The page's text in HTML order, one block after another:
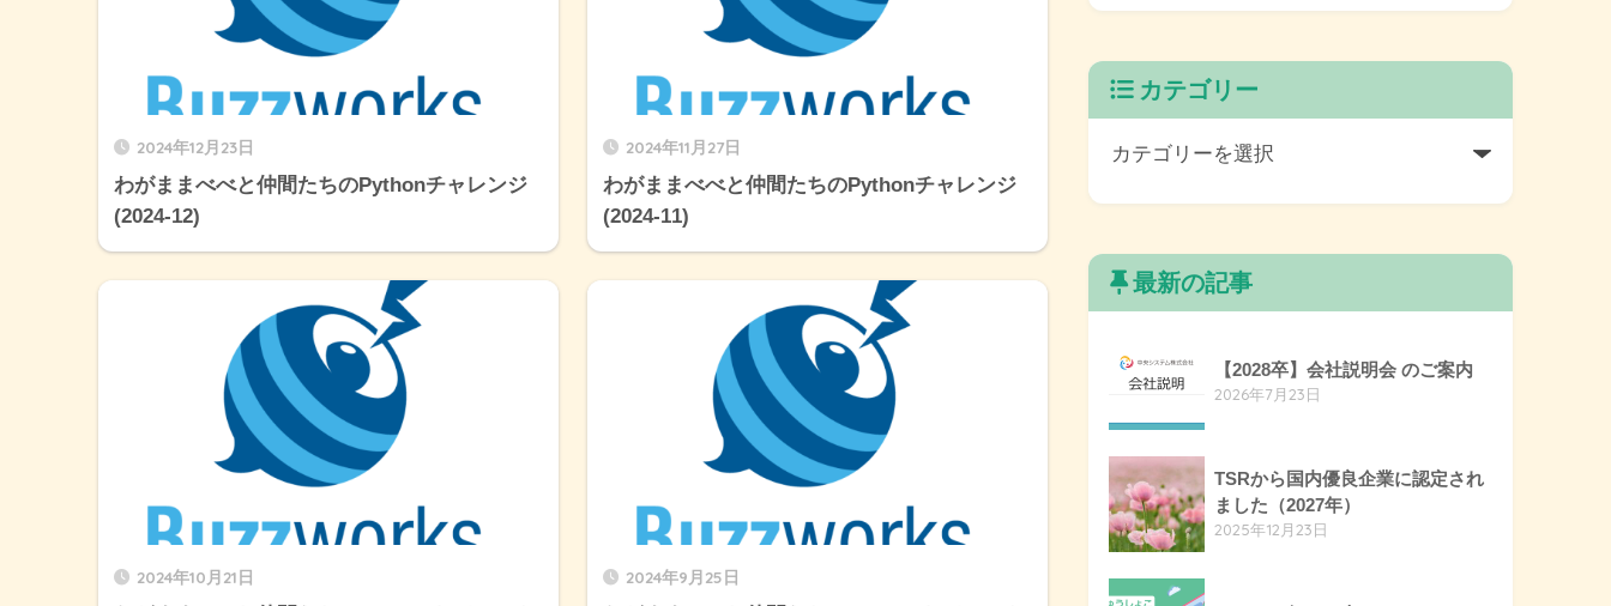
2024年12月23日
わがままべべと仲間たちのPythonチャレンジ
(2024-12)
2024年11月27日
わがままべべと仲間たちのPythonチャレンジ
(2024-11)
2024年10月21日 2024年9月25日
カテゴリー
最新の記事
【2028卒】会社説明会 のご案内
2026年7月23日
TSRから国内優良企業に認定され
ました（2027年）
2025年12月23日